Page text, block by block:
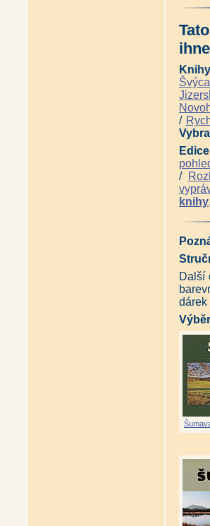
/
/
knihy.
Další
dárek